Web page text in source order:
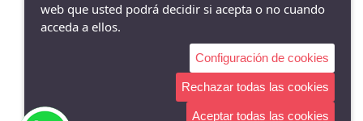
web que usted podrá decidir si acepta o no cuando
acceda a ellos.
Configuración de cookies
Rechazar todas las cookies
Aceptar todas las cookies